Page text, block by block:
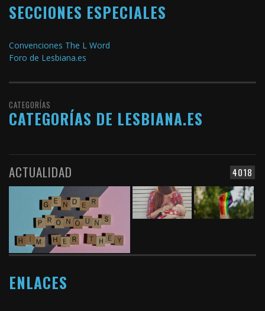
SECCIONES ESPECIALES
Convenciones The L Word
Foro de Lesbiana.es
CATEGORÍAS
CATEGORÍAS DE LESBIANA.ES
4018
ACTUALIDAD
ENLACES